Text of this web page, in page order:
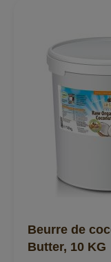
Beurre de
Butter, 10 KG